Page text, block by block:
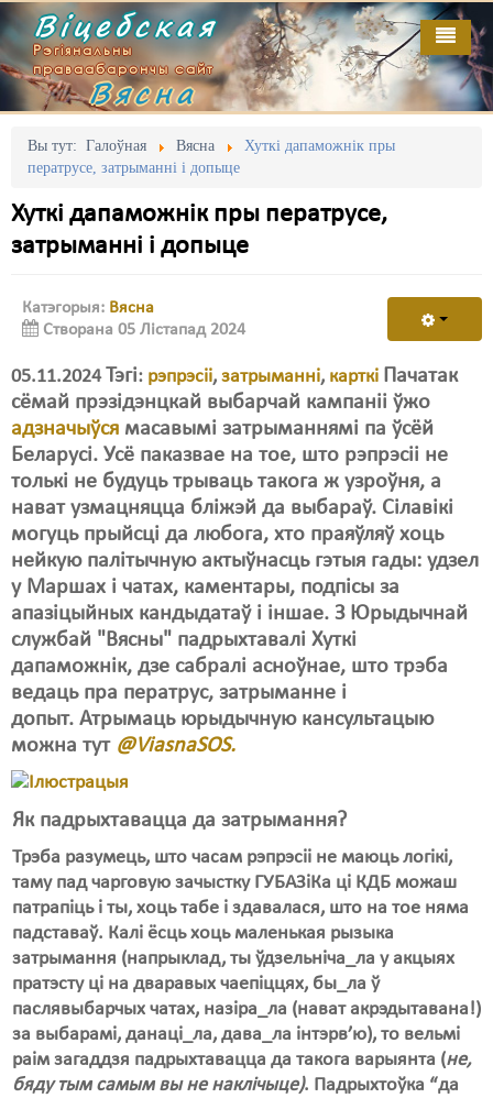
Віцебская
Рэгіянальны
праваабарончы сайт
Вясна
Вы тут: Галоўная Вясна
Хуткі дапаможнік пры
ператрусе, затрыманні і допыце
Хуткі дапаможнік пры ператрусе,
затрыманні і допыце
Катэгорыя: Вясна
Створана 05 Лістапад 2024
05.11.2024 Тэгі: рэпрэсіі, затрыманні, карткі Пачатак
сёмай прэзідэнцкай выбарчай кампаніі ўжо
адзначыўся масавымі затрыманнямі па ўсёй
Беларусі. Усё паказвае на тое, што рэпрэсіі не
толькі не будуць трываць такога ж узроўня, а
нават узмацняцца бліжэй да выбараў. Сілавікі
могуць прыйсці да любога, хто праяўляў хоць
нейкую палітычную актыўнасць гэтыя гады: удзел
у Маршах і чатах, каментары, подпісы за
апазіцыйных кандыдатаў і іншае. З Юрыдычнай
службай "Вясны" падрыхтавалі Хуткі
дапаможнік, дзе сабралі асноўнае, што трэба
ведаць пра ператрус, затрыманне і
допыт. Атрымаць юрыдычную кансультацыю
можна тут @ViasnaSOS.
Як падрыхтавацца да затрымання?
Трэба разумець, што часам рэпрэсіі не маюць логікі,
таму пад чарговую зачыстку ГУБАЗіКа ці КДБ можаш
патрапіць і ты, хоць табе і здавалася, што на тое няма
падставаў. Калі ёсць хоць маленькая рызыка
затрымання (напрыклад, ты ўдзельніча_ла у акцыях
пратэсту ці на дваравых чаепіццях, бы_ла ў
паслявыбарчых чатах, назіра_ла (нават акрэдытавана!)
за выбарамі, данаці_ла, дава_ла інтэрв’ю), то вельмі
раім загаддзя падрыхтавацца да такога варыянта (не,
бяду тым самым вы не наклічыце). Падрыхтоўка “да
Галоўная
Адміністрацыйны перасьлед
Безбар'ернае асяродзьдзе
Грамадзянскія ініцыятывы
Дыскрымінацыя
Затрыманьні
Карная псыхіятрыя
КПЧ ААН
Культурныя правы
Мігранты
Мірныя сходы
Палітвязьні
Правы дзіцяці
Пэнітэнцыярная сыстэма
Распальваньне варожасьці
Рознае
Свабода слова
Свабода сумленьня
Выданьні
Кантакт
RSS